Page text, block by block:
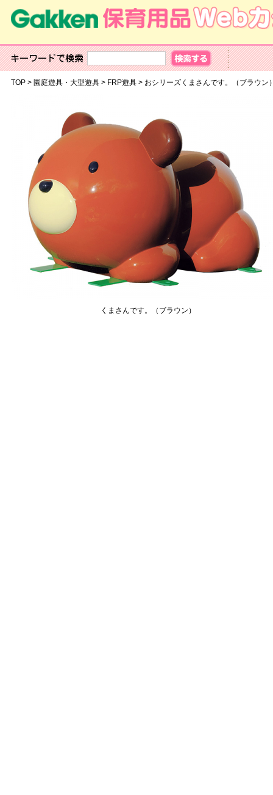
TOP> 園庭遊具・大型遊具> FRP遊具> おシリーズくまさんです。（ブラウン
くまさんです。（ブラウン）